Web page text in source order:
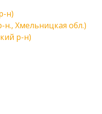
н)
Хмельницкая обл.)
р-н)